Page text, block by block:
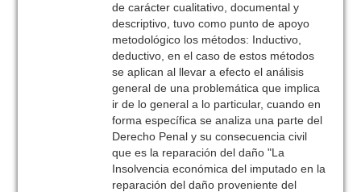
de carácter cualitativo, documental y
descriptivo, tuvo como punto de apoyo
metodológico los métodos: Inductivo,
deductivo, en el caso de estos métodos
se aplican al llevar a efecto el análisis
general de una problemática que implica
ir de lo general a lo particular, cuando en
forma específica se analiza una parte del
Derecho Penal y su consecuencia civil
que es la reparación del daño "La
Insolvencia económica del imputado en la
reparación del daño proveniente del